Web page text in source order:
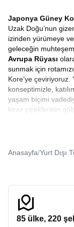
Japonya Güney
Uzak Doğu’nun
izinden yürümeye
geleceğin muhteşem
Avrupa Rüyası
sunmak için
Kore’ye
konseptimizle,
yaşam biçimi
kiraz çiçeklerinin
isterseniz, doğru
düzenleyen
götürebilir.
turu, sadece yeni
değiştirecek bir
yolculukta,
Anasayfa/Yurt Dışı
85 ülke, 220